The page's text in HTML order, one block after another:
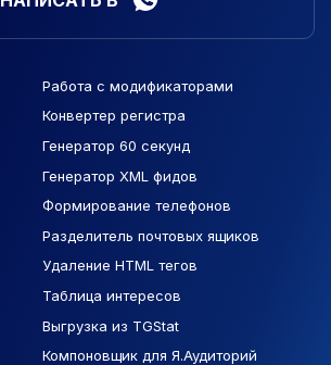
Работа с модификаторами
Конвертер регистра
Генератор 60 секунд
Генератор XML фидов
Формирование телефонов
Разделитель почтовых ящиков
Удаление HTML тегов
Таблица интересов
Выгрузка из TGStat
Компоновщик для Я.Аудиторий
Подборка сайтов
Макеты Figma
База Яндекс Карты
РСЯ площадки
Созданные сайты
Контекстная реклама